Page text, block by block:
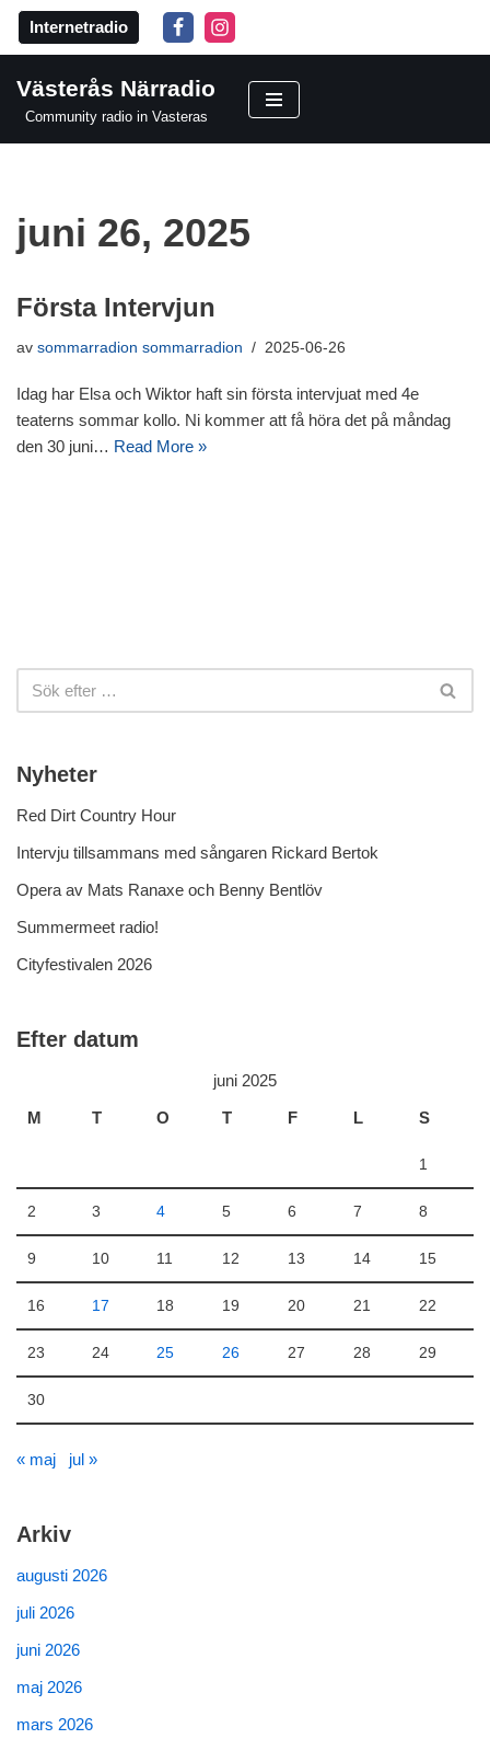
Hoppa
till
innehåll
Internetradio
Västerås Närradio
Community radio in Vasteras
juni 26, 2025
Första Intervjun
av sommarradion sommarradion 2025-06-26
Idag har Elsa och Wiktor haft sin första intervjuat med 4e
teaterns sommar kollo. Ni kommer att få höra det på måndag
den 30 juni… Read More »
Nyheter
Red Dirt Country Hour
Intervju tillsammans med sångaren Rickard Bertok
Opera av Mats Ranaxe och Benny Bentlöv
Summermeet radio!
Cityfestivalen 2026
Efter datum
juni 2025
M
T O T F L S
1
2 3 4 5 6 7 8
9 10 11 12 13 14 15
16 17 18 19 20 21 22
23 24 25 26 27 28 29
30
« maj jul »
Arkiv
augusti 2026
juli 2026
juni 2026
maj 2026
mars 2026